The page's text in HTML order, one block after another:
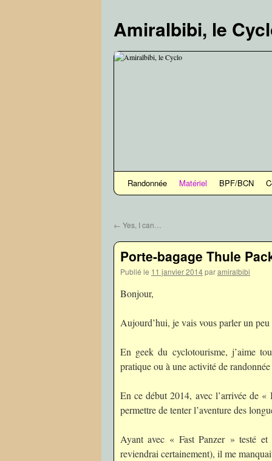
contenu
Amiralbibi, le
Randonnée Matériel BPF/BCN
← Yes, I can…
Porte-bagage Thule
Publié le 11 janvier 2014paramiralbibi
Bonjour,
Aujourd’hui, je vais vous parler un
En geek du cyclotourisme, j’aime
pratique ou à une activité de
En ce début 2014, avec l’arrivée de
permettre de tenter l’aventure des
Ayant avec « Fast Panzer » testé et
reviendrai certainement), il me